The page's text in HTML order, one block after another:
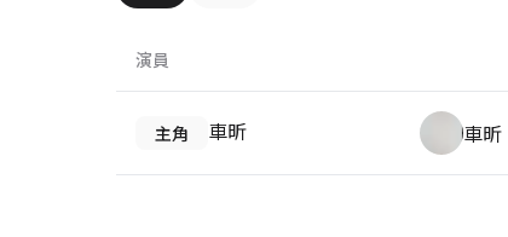
演員
主角 車昕 車昕